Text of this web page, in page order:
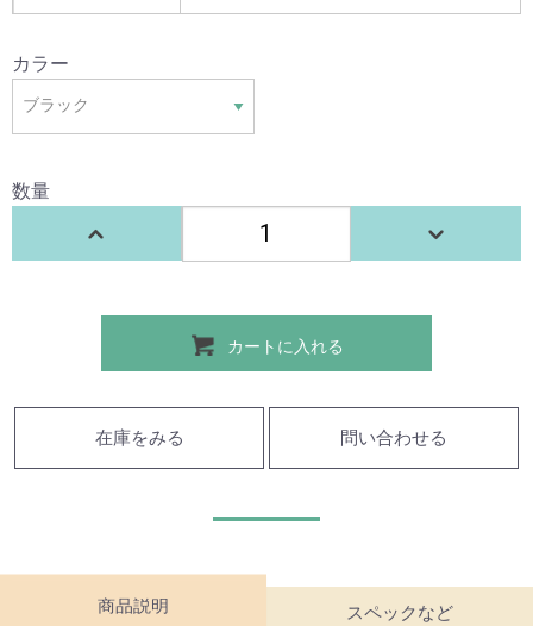
カラー
数量
カートに入れる
在庫をみる 問い合わせる
商品説明 スペックなど